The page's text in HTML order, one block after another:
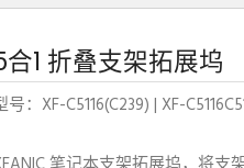
合1 折叠支架拓展坞
号：XF-C5116(C239) | XF-